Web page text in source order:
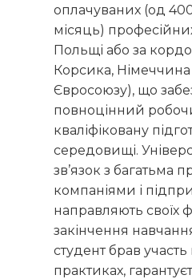
оплачуваних (од
місяць)
Польщі або за
Корсика, Німеччина
Євросоюзу), що
повноцінний
кваліфіковану
середовищі.
зв’язок з багатьма
компаніями і
направляють своїх
закінчення
студент брав
практиках,